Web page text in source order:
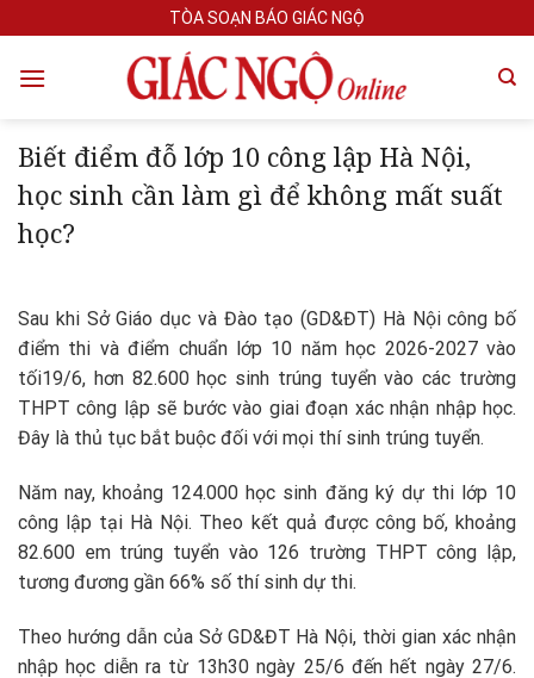
to
content
TÒA SOẠN BÁO GIÁC NGỘ
Biết điểm đỗ lớp 10 công lập Hà Nội,
học sinh cần làm gì để không mất suất
học?
Sau khi Sở Giáo dục và Đào tạo (GD&ĐT) Hà Nội công bố
điểm thi và điểm chuẩn lớp 10 năm học 2026-2027 vào
tối19/6, hơn 82.600 học sinh trúng tuyển vào các trường
THPT công lập sẽ bước vào giai đoạn xác nhận nhập học.
Đây là thủ tục bắt buộc đối với mọi thí sinh trúng tuyển.
Năm nay, khoảng 124.000 học sinh đăng ký dự thi lớp 10
công lập tại Hà Nội. Theo kết quả được công bố, khoảng
82.600 em trúng tuyển vào 126 trường THPT công lập,
tương đương gần 66% số thí sinh dự thi.
Theo hướng dẫn của Sở GD&ĐT Hà Nội, thời gian xác nhận
nhập học diễn ra từ 13h30 ngày 25/6 đến hết ngày 27/6.